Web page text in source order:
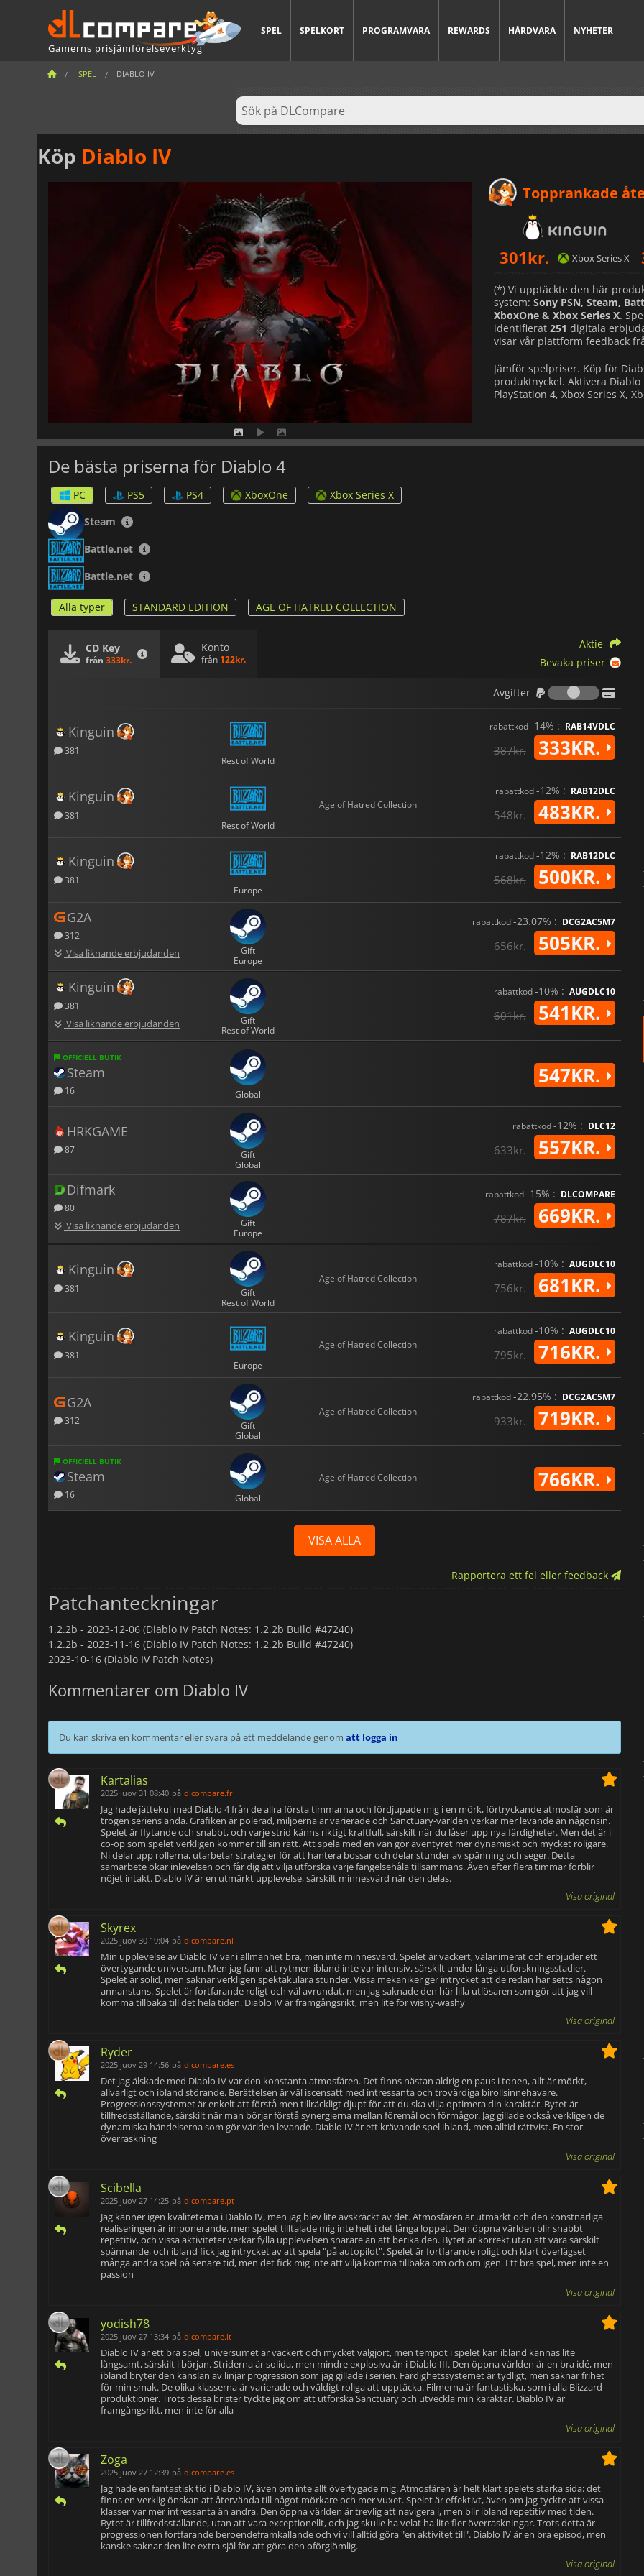
Gamerns prisjämförelseverktyg
SPEL SPELKORT PROGRAMVARA REWARDS HÅRDVARA NYHETER
SPEL DIABLO IV
Köp Diablo IV
Topprankade
301kr. Xbox Series X
(*) Vi upptäckte den här
system: Sony PSN, Steam,
XboxOne & Xbox Series X.
identifierat 251 digitala
visar vår plattform feedback
Jämför spelpriser. Köp för
produktnyckel. Aktivera
PlayStation 4, Xbox Series X,
De bästa priserna för Diablo 4
PC PS5 PS4 XboxOne
Xbox Series X
Steam
Battle.net
Battle.net
Alla typer STANDARD EDITION AGE OF HATRED COLLECTION
CD Key
från 333kr.
Konto
från 122kr.
Aktie
Bevaka priser
Avgifter
Avgifter
Kinguin
381
Rest of World
rabattkod-14% : RAB14VDLC
387kr. 333KR.
Kinguin
381
Rest of World
Age of Hatred Collection
rabattkod-12% : RAB12DLC
548kr. 483KR.
Kinguin
381
Europe
rabattkod-12% : RAB12DLC
568kr. 500KR.
G2A
312
Visa liknande erbjudanden
Gift
Europe
rabattkod-23.07% : DCG2AC5M7
656kr. 505KR.
Kinguin
381
Visa liknande erbjudanden
Gift
Rest of World
rabattkod-10% : AUGDLC10
601kr. 541KR.
OFFICIELL BUTIK
Steam
16 Global
547KR.
HRKGAME
87
Gift
Global
rabattkod-12% : DLC12
633kr. 557KR.
Difmark
80
Visa liknande erbjudanden
Gift
Europe
rabattkod-15% : DLCOMPARE
787kr. 669KR.
Kinguin
381
Gift
Rest of World
Age of Hatred Collection
rabattkod-10% : AUGDLC10
756kr. 681KR.
Kinguin
381
Europe
Age of Hatred Collection
rabattkod-10% : AUGDLC10
795kr. 716KR.
G2A
312
Gift
Global
Age of Hatred Collection
rabattkod-22.95% : DCG2AC5M7
933kr. 719KR.
OFFICIELL BUTIK
Steam
16 Global
Age of Hatred Collection 766KR.
VISA ALLA
Rapportera ett fel eller feedback
Patchanteckningar
1.2.2b - 2023-12-06 (Diablo IV Patch Notes: 1.2.2b Build #47240)
1.2.2b - 2023-11-16 (Diablo IV Patch Notes: 1.2.2b Build #47240)
2023-10-16 (Diablo IV Patch Notes)
Kommentarer om Diablo IV
Du kan skriva en kommentar eller svara på ett meddelande genom att logga in
Kartalias
2025 juov 31 08:40 på dlcompare.fr
Jag hade jättekul med Diablo 4 från de allra första timmarna och fördjupade mig i en mörk, förtryckande atmosfär som är
trogen seriens anda. Grafiken är polerad, miljöerna är varierade och Sanctuary-världen verkar mer levande än någonsin.
Spelet är flytande och snabbt, och varje strid känns riktigt kraftfull, särskilt när du låser upp nya färdigheter. Men det är i
co-op som spelet verkligen kommer till sin rätt. Att spela med en vän gör äventyret mer dynamiskt och mycket roligare.
Ni delar upp rollerna, utarbetar strategier för att hantera bossar och delar stunder av spänning och seger. Detta
samarbete ökar inlevelsen och får dig att vilja utforska varje fängelsehåla tillsammans. Även efter flera timmar förblir
nöjet intakt. Diablo IV är en utmärkt upplevelse, särskilt minnesvärd när den delas.
Visa original
Skyrex
2025 juov 30 19:04 på dlcompare.nl
Min upplevelse av Diablo IV var i allmänhet bra, men inte minnesvärd. Spelet är vackert, välanimerat och erbjuder ett
övertygande universum. Men jag fann att rytmen ibland inte var intensiv, särskilt under långa utforskningsstadier.
Spelet är solid, men saknar verkligen spektakulära stunder. Vissa mekaniker ger intrycket att de redan har setts någon
annanstans. Spelet är fortfarande roligt och väl avrundat, men jag saknade den här lilla utlösaren som gör att jag vill
komma tillbaka till det hela tiden. Diablo IV är framgångsrikt, men lite för wishy-washy
Visa original
Ryder
2025 juov 29 14:56 på dlcompare.es
Det jag älskade med Diablo IV var den konstanta atmosfären. Det finns nästan aldrig en paus i tonen, allt är mörkt,
allvarligt och ibland störande. Berättelsen är väl iscensatt med intressanta och trovärdiga birollsinnehavare.
Progressionssystemet är enkelt att förstå men tillräckligt djupt för att du ska vilja optimera din karaktär. Bytet är
tillfredsställande, särskilt när man börjar förstå synergierna mellan föremål och förmågor. Jag gillade också verkligen de
dynamiska händelserna som gör världen levande. Diablo IV är ett krävande spel ibland, men alltid rättvist. En stor
överraskning
Visa original
Scibella
2025 juov 27 14:25 på dlcompare.pt
Jag känner igen kvaliteterna i Diablo IV, men jag blev lite avskräckt av det. Atmosfären är utmärkt och den konstnärliga
realiseringen är imponerande, men spelet tilltalade mig inte helt i det långa loppet. Den öppna världen blir snabbt
repetitiv, och vissa aktiviteter verkar fylla upplevelsen snarare än att berika den. Bytet är korrekt utan att vara särskilt
spännande, och ibland fick jag intrycket av att spela "på autopilot". Spelet är fortfarande roligt och klart överlägset
många andra spel på senare tid, men det fick mig inte att vilja komma tillbaka om och om igen. Ett bra spel, men inte en
passion
Visa original
yodish78
2025 juov 27 13:34 på dlcompare.it
Diablo IV är ett bra spel, universumet är vackert och mycket välgjort, men tempot i spelet kan ibland kännas lite
långsamt, särskilt i början. Striderna är solida, men mindre explosiva än i Diablo III. Den öppna världen är en bra idé, men
ibland bryter den känslan av linjär progression som jag gillade i serien. Färdighetssystemet är tydligt, men saknar frihet
för min smak. De olika klasserna är varierade och väldigt roliga att upptäcka. Filmerna är fantastiska, som i alla Blizzard-
produktioner. Trots dessa brister tyckte jag om att utforska Sanctuary och utveckla min karaktär. Diablo IV är
framgångsrikt, men inte för alla
Visa original
Zoga
2025 juov 27 12:39 på dlcompare.es
Jag hade en fantastisk tid i Diablo IV, även om inte allt övertygade mig. Atmosfären är helt klart spelets starka sida: det
finns en verklig önskan att återvända till något mörkare och mer vuxet. Spelet är effektivt, även om jag tyckte att vissa
klasser var mer intressanta än andra. Den öppna världen är trevlig att navigera i, men blir ibland repetitiv med tiden.
Bytet är tillfredsställande, utan att vara exceptionellt, och jag skulle ha velat ha lite fler överraskningar. Trots detta är
progressionen fortfarande beroendeframkallande och vi vill alltid göra "en aktivitet till". Diablo IV är en bra episod, men
kanske saknar den lite extra själ för att göra den oförglömlig.
Visa original